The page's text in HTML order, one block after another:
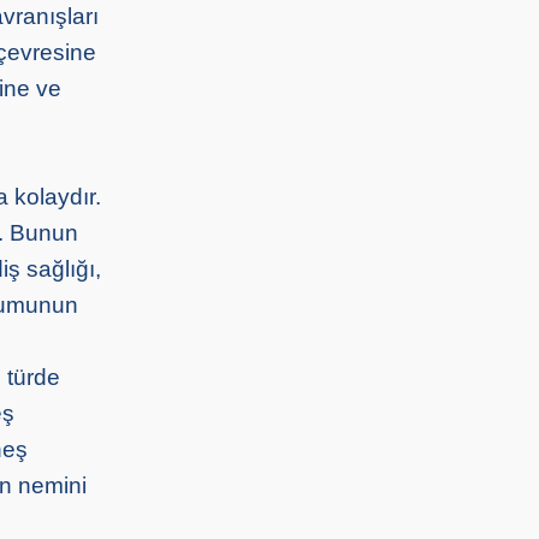
ve
kolaydır.
Bunun
sağlığı,
türde
nemini